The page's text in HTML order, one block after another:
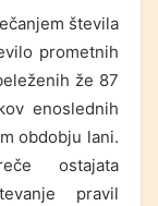
števila
prometnih
že 87
enoslednih
obdobju lani.
ostajata
pravil